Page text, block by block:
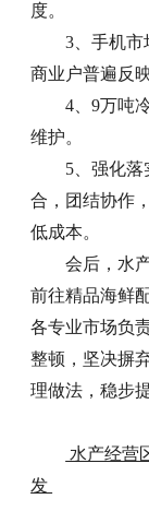
度。
3、手机
商业户普遍反
4、9万吨
维护。
5、强化
合，团结协作
低成本。
会后，水
前往精品海鲜
各专业市场负
整顿，坚决摒
理做法，稳步
水产经
发